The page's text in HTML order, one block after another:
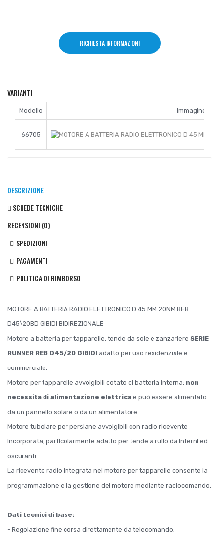
RICHIESTA INFORMAZIONI
VARIANTI
Modello Immagine
66705
DESCRIZIONE
SCHEDE TECNICHE
RECENSIONI (0)
SPEDIZIONI
PAGAMENTI
POLITICA DI RIMBORSO
MOTORE A BATTERIA RADIO ELETTRONICO D 45 MM 20NM REB
D45\20BD GIBIDI BIDIREZIONALE
Motore a batteria per tapparelle, tende da sole e zanzariere SERIE
RUNNER REB D45/20 GIBIDI adatto per uso residenziale e
commerciale.
Motore per tapparelle avvolgibili dotato di batteria interna: non
necessita di alimentazione elettrica e può essere alimentato
da un pannello solare o da un alimentatore.
Motore tubolare per persiane avvolgibili con radio ricevente
incorporata, particolarmente adatto per tende a rullo da interni ed
oscuranti.
La ricevente radio integrata nel motore per tapparelle consente la
programmazione e la gestione del motore mediante radiocomando.
Dati tecnici di base:
- Regolazione fine corsa direttamente da telecomando;